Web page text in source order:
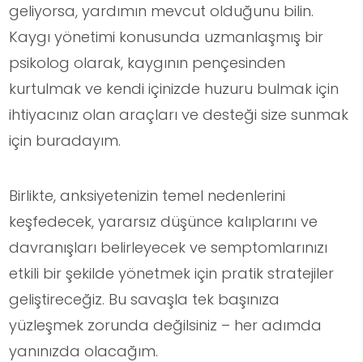
geliyorsa, yardımın mevcut olduğunu bilin.
Kaygı yönetimi konusunda uzmanlaşmış bir
psikolog olarak, kaygının pençesinden
kurtulmak ve kendi içinizde huzuru bulmak için
ihtiyacınız olan araçları ve desteği size sunmak
için buradayım.
Birlikte, anksiyetenizin temel nedenlerini
keşfedecek, yararsız düşünce kalıplarını ve
davranışları belirleyecek ve semptomlarınızı
etkili bir şekilde yönetmek için pratik stratejiler
geliştireceğiz. Bu savaşla tek başınıza
yüzleşmek zorunda değilsiniz – her adımda
yanınızda olacağım.